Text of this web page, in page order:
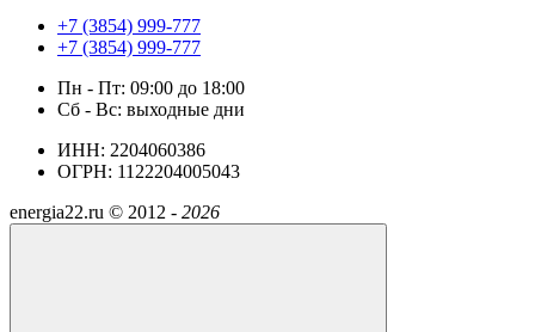
+7 (3854) 999-777
+7 (3854) 999-777
Пн - Пт: 09:00 до 18:00
Сб - Вс: выходные дни
ИНН: 2204060386
ОГРН: 1122204005043
energia22.ru © 2012 - 2026